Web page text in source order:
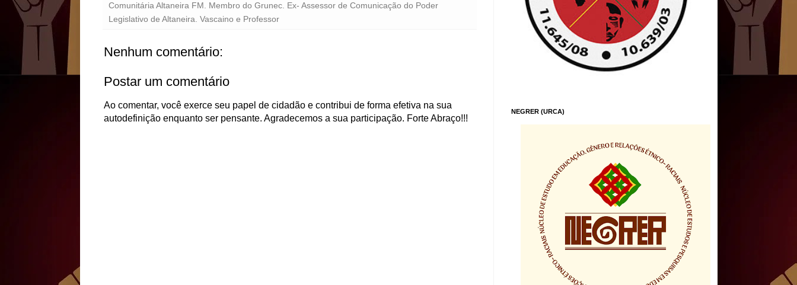
Comunitária Altaneira FM. Membro do Grunec. Ex- Assessor de Comunicação do Poder
Legislativo de Altaneira. Vascaino e Professor
Nenhum comentário:
Postar um comentário
Ao comentar, você exerce seu papel de cidadão e contribui de forma efetiva na sua
autodefinição enquanto ser pensante. Agradecemos a sua participação. Forte Abraço!!!
NEGRER (URCA)